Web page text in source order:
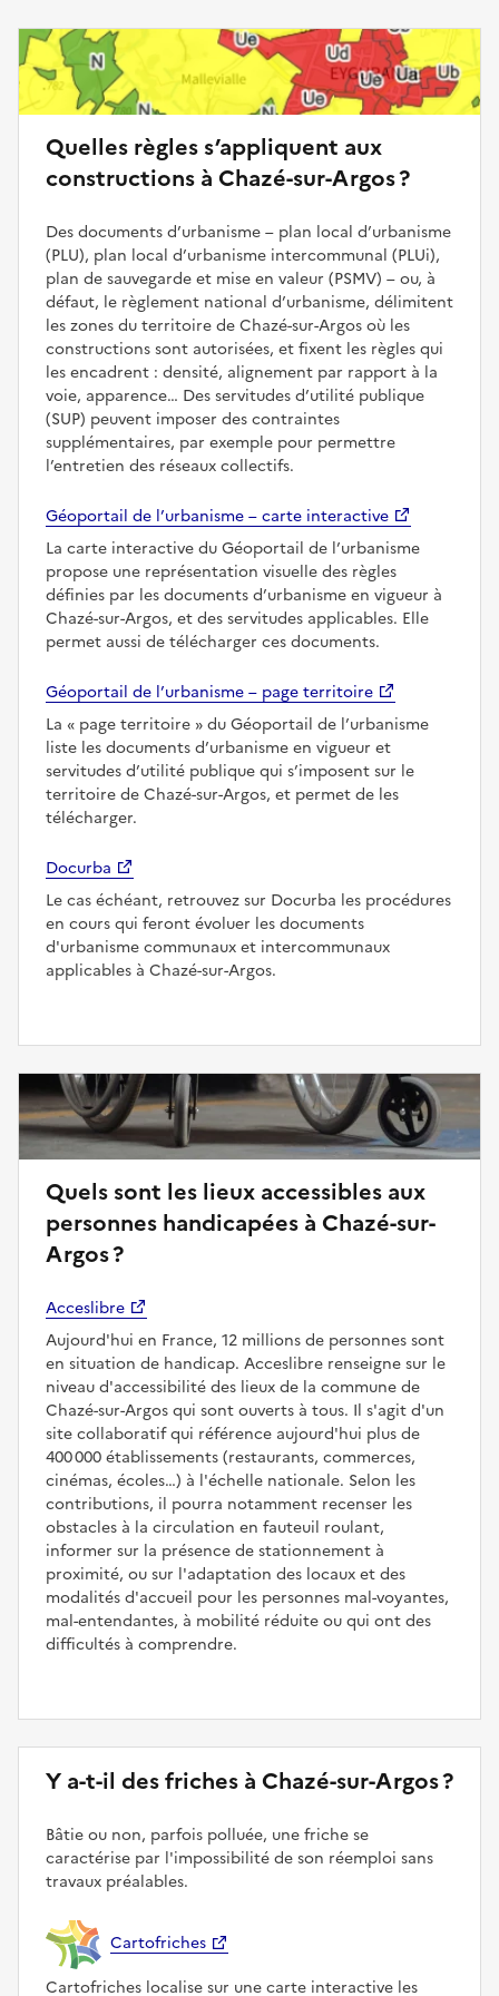
Quelles règles s’appliquent aux
constructions à Chazé-sur-Argos ?
Des documents d’urbanisme – plan local d’urbanisme
(PLU), plan local d’urbanisme intercommunal (PLUi),
plan de sauvegarde et mise en valeur (PSMV) – ou, à
défaut, le règlement national d’urbanisme, délimitent
les zones du territoire de Chazé-sur-Argos où les
constructions sont autorisées, et fixent les règles qui
les encadrent : densité, alignement par rapport à la
voie, apparence… Des servitudes d’utilité publique
(SUP) peuvent imposer des contraintes
supplémentaires, par exemple pour permettre
l’entretien des réseaux collectifs.
Géoportail de l’urbanisme – carte interactive
La carte interactive du Géoportail de l’urbanisme
propose une représentation visuelle des règles
définies par les documents d’urbanisme en vigueur à
Chazé-sur-Argos, et des servitudes applicables. Elle
permet aussi de télécharger ces documents.
Géoportail de l’urbanisme – page territoire
La
page territoire
du Géoportail de l’urbanisme
liste les documents d’urbanisme en vigueur et
servitudes d’utilité publique qui s’imposent sur le
territoire de Chazé-sur-Argos, et permet de les
télécharger.
Docurba
Le cas échéant, retrouvez sur Docurba les procédures
en cours qui feront évoluer les documents
d'urbanisme communaux et intercommunaux
applicables à Chazé-sur-Argos.
Quels sont les lieux accessibles aux
personnes handicapées à Chazé-sur-
Argos ?
Acceslibre
Aujourd'hui en France, 12 millions de personnes sont
en situation de handicap. Acceslibre renseigne sur le
niveau d'accessibilité des lieux de la commune de
Chazé-sur-Argos qui sont ouverts à tous. Il s'agit d'un
site collaboratif qui référence aujourd'hui plus de
400 000 établissements (restaurants, commerces,
cinémas, écoles…) à l'échelle nationale. Selon les
contributions, il pourra notamment recenser les
obstacles à la circulation en fauteuil roulant,
informer sur la présence de stationnement à
proximité, ou sur l'adaptation des locaux et des
modalités d'accueil pour les personnes mal-voyantes,
mal-entendantes, à mobilité réduite ou qui ont des
difficultés à comprendre.
Y a-t-il des friches à Chazé-sur-Argos ?
Bâtie ou non, parfois polluée, une friche se
caractérise par l'impossibilité de son réemploi sans
travaux préalables.
Cartofriches
Cartofriches localise sur une carte interactive les